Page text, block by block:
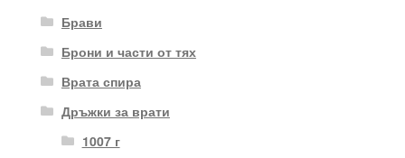
Брави
Брони и части от тях
Врата спира
Дръжки за врати
1007 г